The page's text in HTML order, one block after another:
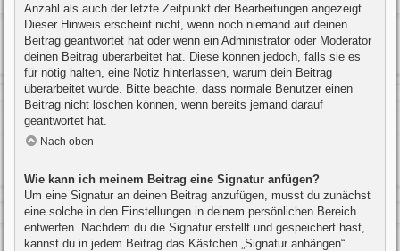
Anzahl als auch der letzte Zeitpunkt der Bearbeitungen angezeigt.
Dieser Hinweis erscheint nicht, wenn noch niemand auf deinen
Beitrag geantwortet hat oder wenn ein Administrator oder Moderator
deinen Beitrag überarbeitet hat. Diese können jedoch, falls sie es
für nötig halten, eine Notiz hinterlassen, warum dein Beitrag
überarbeitet wurde. Bitte beachte, dass normale Benutzer einen
Beitrag nicht löschen können, wenn bereits jemand darauf
geantwortet hat.
Nach oben
Wie kann ich meinem Beitrag eine Signatur anfügen?
Um eine Signatur an deinen Beitrag anzufügen, musst du zunächst
eine solche in den Einstellungen in deinem persönlichen Bereich
entwerfen. Nachdem du die Signatur erstellt und gespeichert hast,
kannst du in jedem Beitrag das Kästchen „Signatur anhängen“